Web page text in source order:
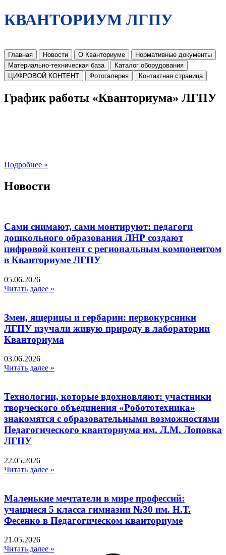
КВАНТОРИУМ ЛГПУ
Главная Новости О Кванториуме
Нормативные документы
Материально-техническая база
Каталог оборудования
ЦИФРОВОЙ КОНТЕНТ
Фотогалерея Контактная страница
График работы «Кванториума» ЛГПУ
Подробнее »
Новости
Сами снимают, сами монтируют: педагоги
дошкольного образования ЛНР создают
цифровой контент с региональным компонентом
в Кванториуме ЛГПУ​
05.06.2026
Читать далее »
Змеи, ящерицы и гербарии: первокурсники
ЛГПУ изучали живую природу в лаборатории
Кванториума
03.06.2026
Читать далее »
Технологии, которые вдохновляют: участники
творческого объединения «Робототехника»
знакомятся с образовательными возможностями
Педагогического кванториума им. Л.М. Лоповка
ЛГПУ
22.05.2026
Читать далее »
Маленькие мечтатели в мире профессий:
учащиеся 5 класса гимназии №30 им. Н.Т.
Фесенко в Педагогическом кванториуме
21.05.2026
Читать далее »